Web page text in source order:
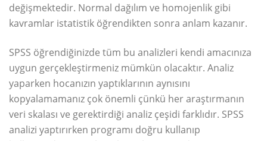
değişmektedir. Normal dağılım ve homojenlik gibi
kavramlar istatistik öğrendikten sonra anlam kazanır.
SPSS öğrendiğinizde tüm bu analizleri kendi amacınıza
uygun gerçekleştirmeniz mümkün olacaktır. Analiz
yaparken hocanızın yaptıklarının aynısını
kopyalamamanız çok önemli çünkü her araştırmanın
veri skalası ve gerektirdiği analiz çeşidi farklıdır. SPSS
analizi yaptırırken programı doğru kullanıp